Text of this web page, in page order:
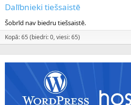
Dalībnieki tiešsaistē
Šobrīd nav biedru tiešsaistē.
Kopā: 65 (biedri: 0, viesi: 65)